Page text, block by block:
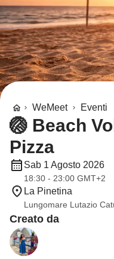
WeMeet Eventi
🏐 Beach
Pizza
Sab 1 Agosto 2026
18:30 - 23:00 GMT+2
La Pinetina
Lungomare Lutazio
Creato da